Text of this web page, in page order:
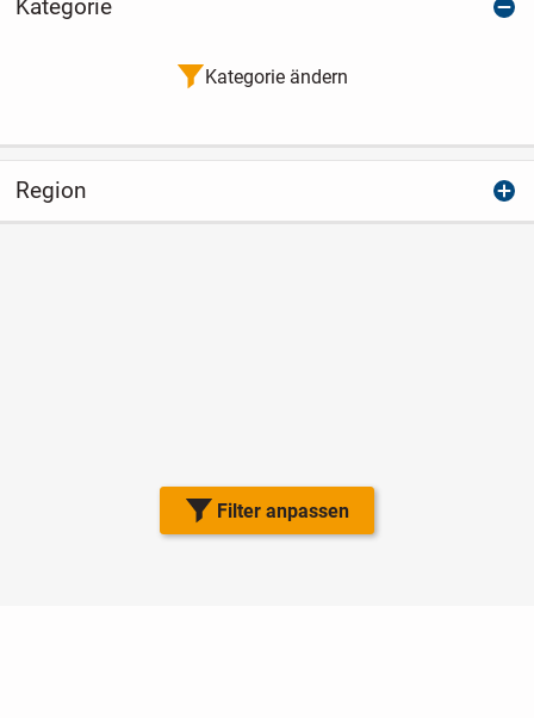
Filter anpassen
Kategorie
Kategorie ändern
Region